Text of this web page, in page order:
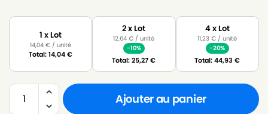
1 x Lot
14,04€ / unité
Total:14,04€
2 x Lot
12,64€ / unité
-10%
Total:25,27€
4 x Lot
11,23€ / unité
-20%
Total:44,93€
Ajouter au panier